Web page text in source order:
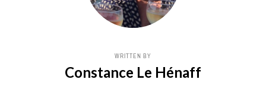
WRITTEN BY
Constance Le Hénaff